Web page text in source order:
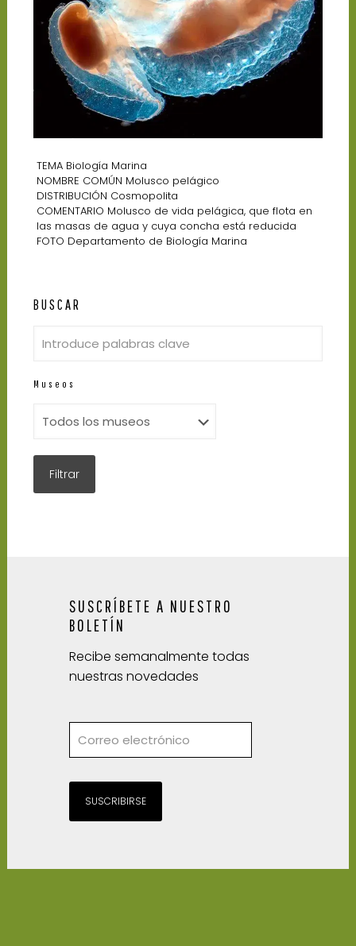
TEMA Biología Marina
NOMBRE COMÚN Molusco pelágico
DISTRIBUCIÓN Cosmopolita
COMENTARIO Molusco de vida pelágica, que flota en
las masas de agua y cuya concha está reducida
FOTO Departamento de Biología Marina
BUSCAR
Museos
SUSCRÍBETE A NUESTRO
BOLETÍN
Recibe semanalmente todas
nuestras novedades
SUSCRIBIRSE